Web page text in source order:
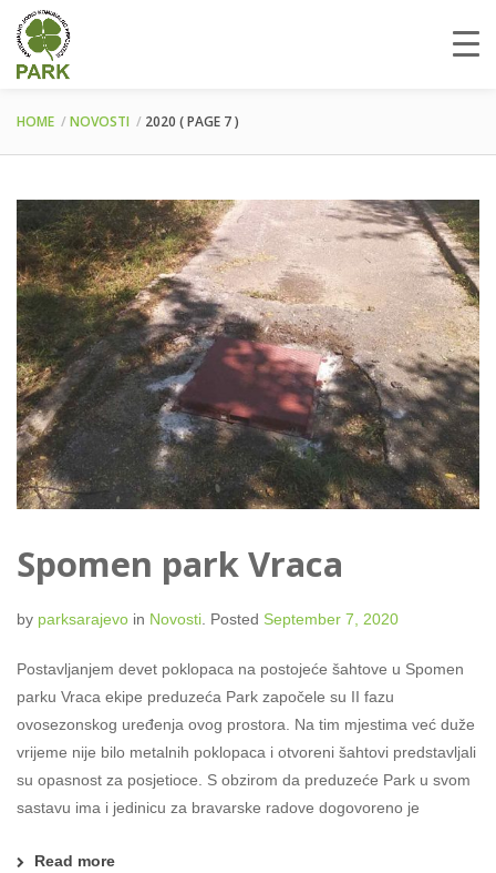
HOME NOVOSTI 2020 ( PAGE 7 )
Spomen park Vraca
by parksarajevo in Novosti Posted September 7, 2020
Postavljanjem devet poklopaca na postojeće šahtove u Spomen
parku Vraca ekipe preduzeća Park započele su II fazu
ovosezonskog uređenja ovog prostora. Na tim mjestima već duže
vrijeme nije bilo metalnih poklopaca i otvoreni šahtovi predstavljali
su opasnost za posjetioce. S obzirom da preduzeće Park u svom
sastavu ima i jedinicu za bravarske radove dogovoreno je
Read more